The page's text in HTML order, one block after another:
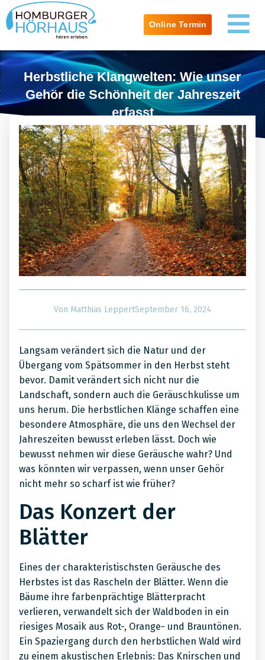
Online Termin
Herbstliche Klangwelten: Wie unser
Gehör die Schönheit der Jahreszeit
erfasst
Von Matthias LeppertSeptember 16, 2024
Langsam verändert sich die Natur und der
Übergang vom Spätsommer in den Herbst steht
bevor. Damit verändert sich nicht nur die
Landschaft, sondern auch die Geräuschkulisse um
uns herum. Die herbstlichen Klänge schaffen eine
besondere Atmosphäre, die uns den Wechsel der
Jahreszeiten bewusst erleben lässt. Doch wie
bewusst nehmen wir diese Geräusche wahr? Und
was könnten wir verpassen, wenn unser Gehör
nicht mehr so scharf ist wie früher?
Das Konzert der
Blätter
Eines der charakteristischsten Geräusche des
Herbstes ist das Rascheln der Blätter. Wenn die
Bäume ihre farbenprächtige Blätterpracht
verlieren, verwandelt sich der Waldboden in ein
riesiges Mosaik aus Rot-, Orange- und Brauntönen.
Ein Spaziergang durch den herbstlichen Wald wird
zu einem akustischen Erlebnis: Das Knirschen und